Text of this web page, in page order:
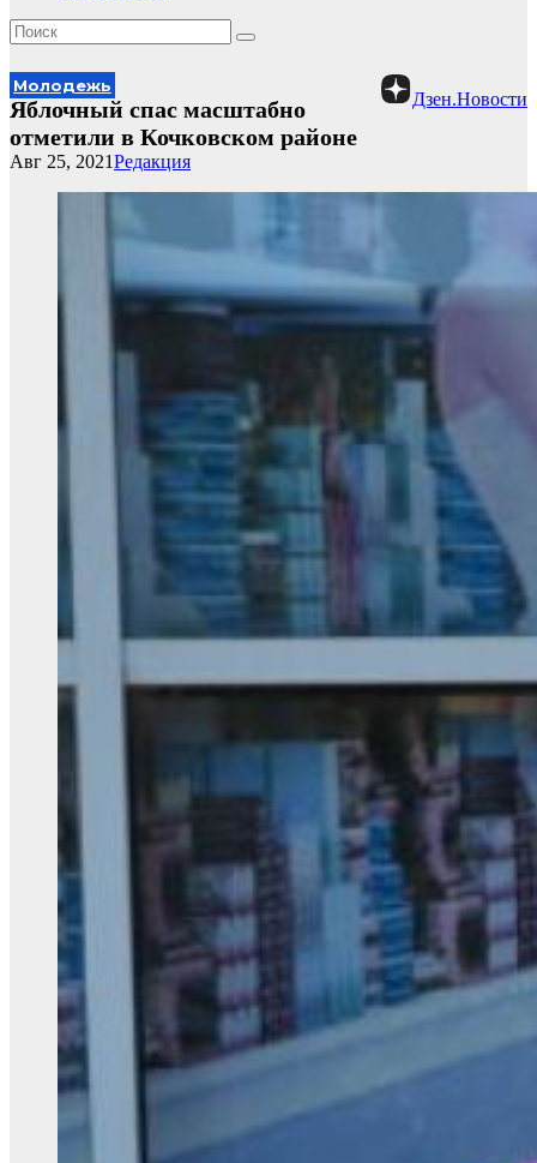
Дзен.Новости
Молодежь
Яблочный спас масштабно
отметили в Кочковском районе
Редакция
Авг 25, 2021